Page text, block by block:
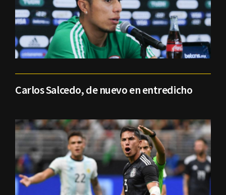
Carlos Salcedo, de nuevo en entredicho